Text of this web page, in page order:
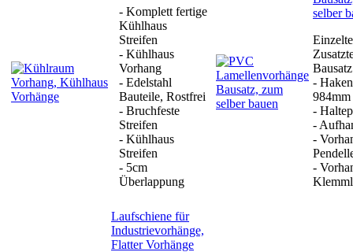
- Komplett fertige
Kühlhaus
Streifen
- Kühlhaus
Vorhang
- Edelstahl
Bauteile, Rostfrei
- Bruchfeste
Streifen
- Kühlhaus
Streifen
- 5cm
Überlappung
selber
Bausatz
-
984mm
-
-
-
-
Laufschiene für
Industrievorhänge,
Flatter Vorhänge